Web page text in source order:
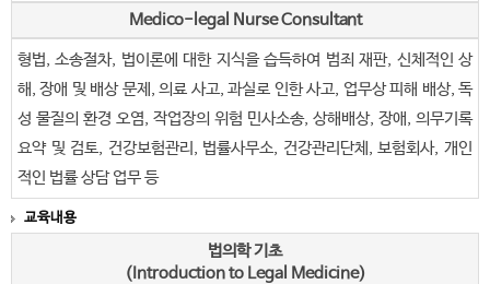
Medico-legal Nurse Consultant
형법, 소송절차, 법이론에 대한 지식을 습득하여 범죄 재판, 신체적인 상
해, 장애 및 배상 문제, 의료 사고, 과실로 인한 사고, 업무상 피해 배상, 독
성 물질의 환경 오염, 작업장의 위험 민사소송, 상해배상, 장애, 의무기록
요약 및 검토, 건강보험관리, 법률사무소, 건강관리단체, 보험회사, 개인
적인 법률 상담 업무 등
교육내용
법의학 기초
(Introduction to Legal Medicine)